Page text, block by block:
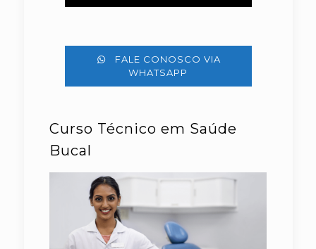
FALE CONOSCO VIA
WHATSAPP
Curso Técnico em Saúde
Bucal